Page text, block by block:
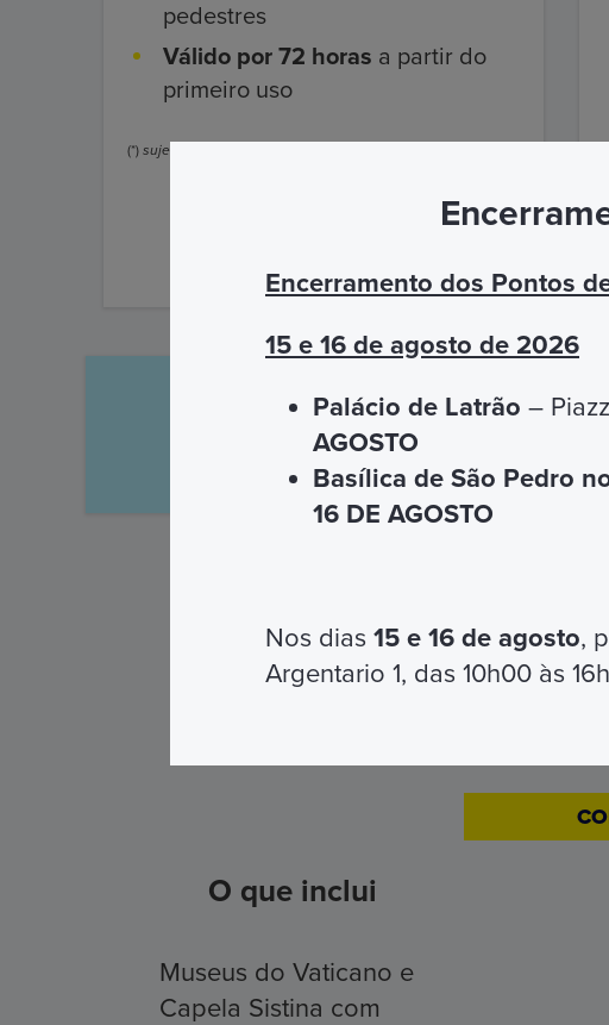
pedestres
Válido por 72 horas a partir do
primeiro uso
(*) sujeito a condições
Por telefone ou e-mail
O que inclui
Museus do Vaticano e
Capela Sistina com
Encerramento dos Pontos
15 e 16 de agosto de 2026
Palácio de Latrão –
AGOSTO
Basílica de São Pedro
16 DE AGOSTO
Nos dias 15 e 16 de agosto,
Argentario 1, das 10h00 às